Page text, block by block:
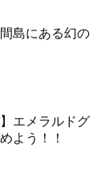
島にある幻の
エメラルドグ
よう！！